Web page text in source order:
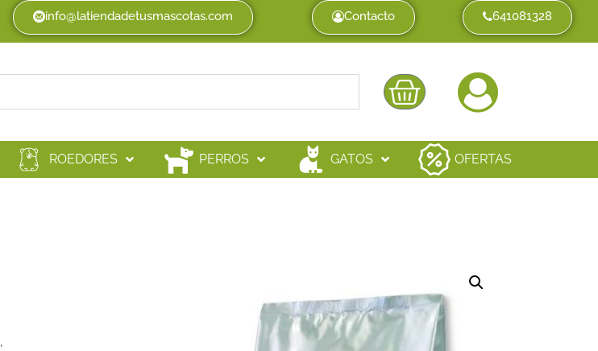
info@latiendadetusmascotas.com Contacto 641081328
ROEDORES PERROS GATOS
OFERTAS
,